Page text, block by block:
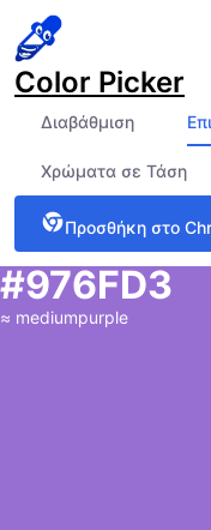
Color Picker
Διαβάθμιση
Χρώματα σε Τάση
Προσθήκη στο
#976FD3
≈ mediumpurple